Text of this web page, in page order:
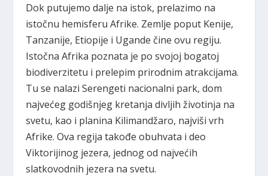
Dok putujemo dalje na istok, prelazimo na
istočnu hemisferu Afrike. Zemlje poput Kenije,
Tanzanije, Etiopije i Ugande čine ovu regiju.
Istočna Afrika poznata je po svojoj bogatoj
biodiverzitetu i prelepim prirodnim atrakcijama.
Tu se nalazi Serengeti nacionalni park, dom
najvećeg godišnjeg kretanja divljih životinja na
svetu, kao i planina Kilimandžaro, najviši vrh
Afrike. Ova regija takođe obuhvata i deo
Viktorijinog jezera, jednog od najvećih
slatkovodnih jezera na svetu.